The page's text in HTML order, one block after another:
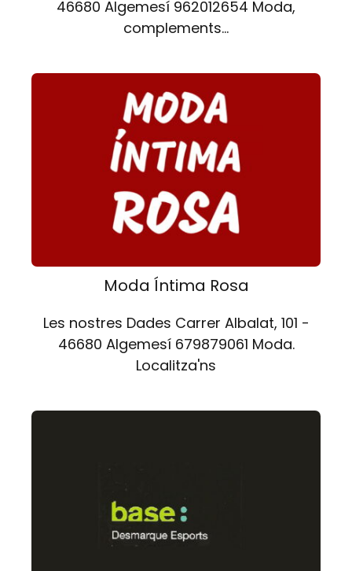
46680 Algemesí 962012654 Moda,
complements…
Moda Íntima Rosa
Les nostres Dades Carrer Albalat, 101 -
46680 Algemesí 679879061 Moda.
Localitza'ns